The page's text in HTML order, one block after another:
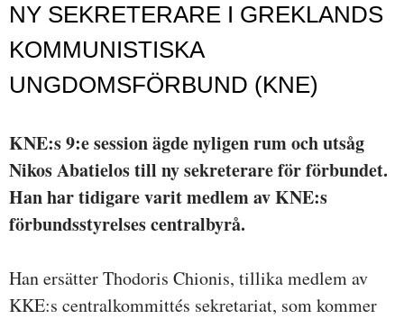
NY SEKRETERARE I GREKLANDS
KOMMUNISTISKA
UNGDOMSFÖRBUND (KNE)
KNE:s 9:e session ägde nyligen rum och utsåg
Nikos Abatielos till ny sekreterare för förbundet.
Han har tidigare varit medlem av KNE:s
förbundsstyrelses centralbyrå.
Han ersätter Thodoris Chionis, tillika medlem av
KKE:s centralkommittés sekretariat, som kommer